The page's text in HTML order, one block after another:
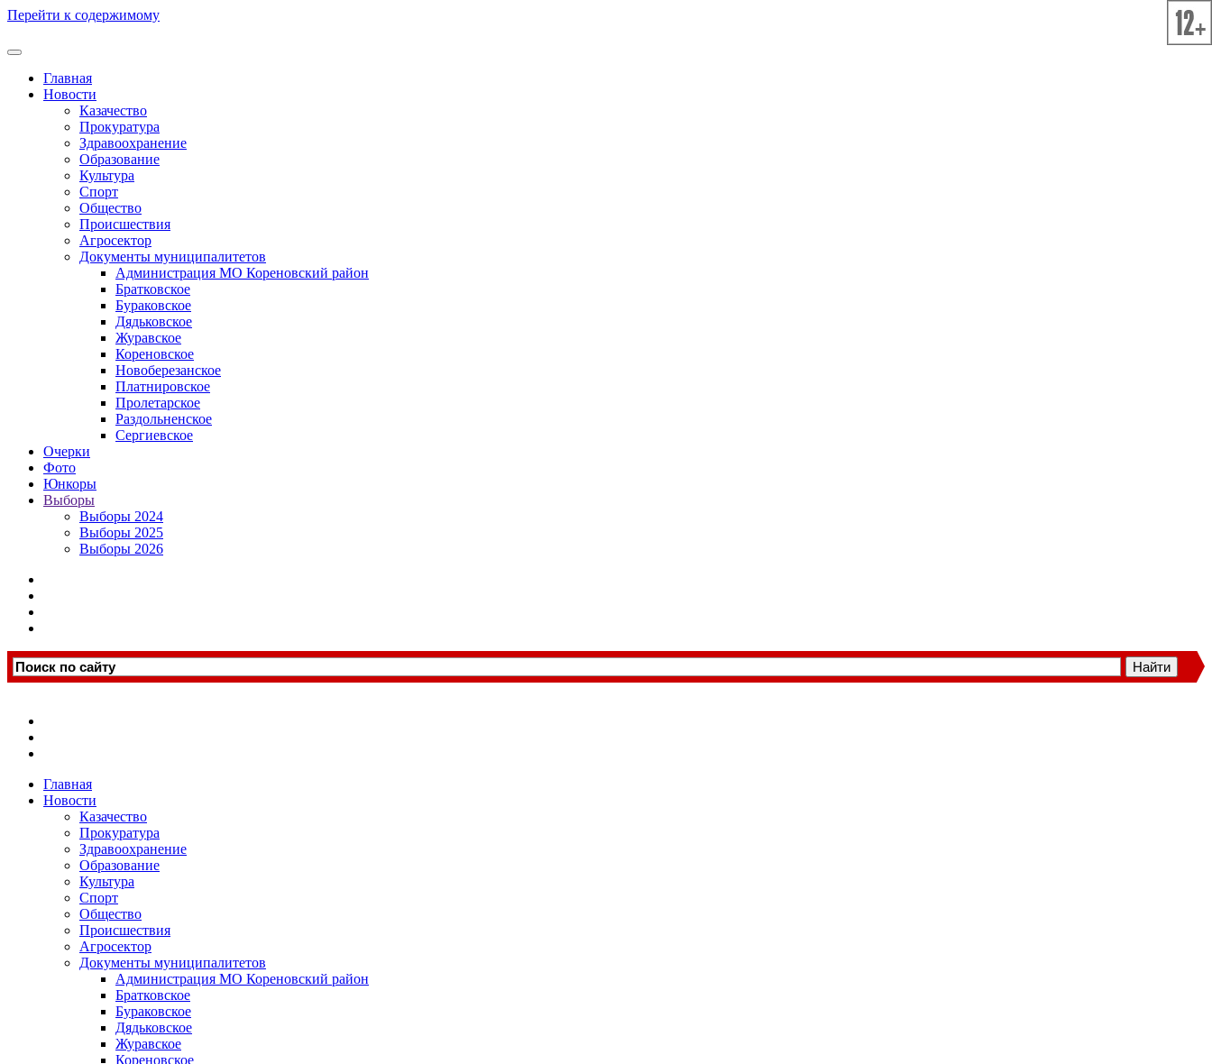
Перейти к содержимому
Главная
Новости
Казачество
Прокуратура
Здравоохранение
Образование
Культура
Спорт
Общество
Происшествия
Агросектор
Документы муниципалитетов
Администрация МО Кореновский район
Братковское
Бураковское
Дядьковское
Журавское
Кореновское
Новоберезанское
Платнировское
Пролетарское
Раздольненское
Сергиевское
Очерки
Фото
Юнкоры
Выборы
Выборы 2024
Выборы 2025
Выборы 2026
Главная
Новости
Казачество
Прокуратура
Здравоохранение
Образование
Культура
Спорт
Общество
Происшествия
Агросектор
Документы муниципалитетов
Администрация МО Кореновский район
Братковское
Бураковское
Дядьковское
Журавское
Кореновское